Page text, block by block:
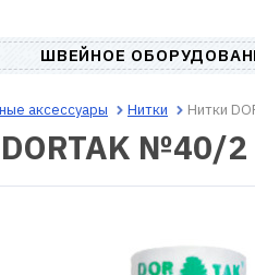
ШВЕЙНОЕ
аксессуары Нитки Нитки
№40/2